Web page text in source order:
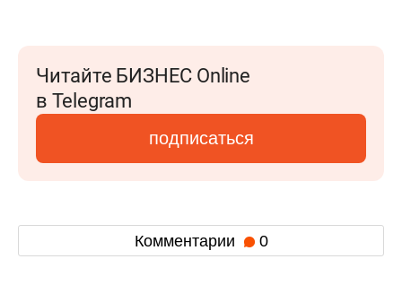
Читайте БИЗНЕС Online
в Telegram
подписаться
Комментарии 0